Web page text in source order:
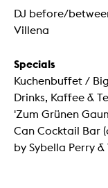
DJ before/
Villena
Specials
Kuchenbuffet /
Drinks, Kaffee &
'Zum Grünen
Can Cocktail Bar
by Sybella Perry